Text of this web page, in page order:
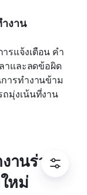
งาน
ารแจ้งเตือน คำ
าและลดข้อผิด
ารทำงานข้าม
มุ่งเน้นที่งาน
านร่วม
หม่